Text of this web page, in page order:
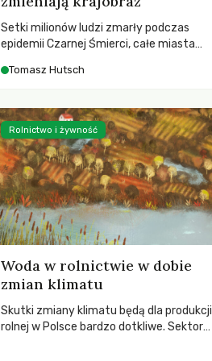
Setki milionów ludzi zmarły podczas
epidemii Czarnej Śmierci, całe miasta
pierwsze liście nowych dębów rozwijały
podnosiła się po jednej z największych
katastrof w swoich dziejach.
Tomasz Hutsch
Woda w rolnictwie w dobie
zmian klimatu
Skutki zmiany klimatu będą dla produkcji
rolnej w Polsce bardzo dotkliwe. Sektor
Rolnictwo i żywność